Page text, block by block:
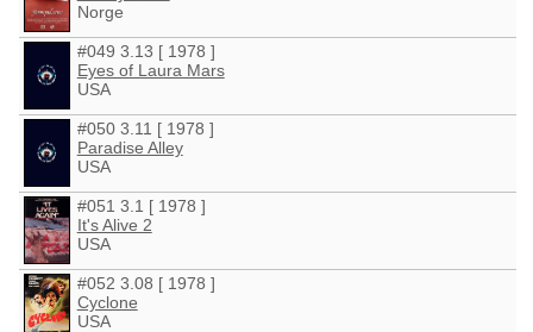
Norge
#049 3.13 [ 1978 ]
Eyes of Laura Mars
USA
#050 3.11 [ 1978 ]
Paradise Alley
USA
#051 3.1 [ 1978 ]
It's Alive 2
USA
#052 3.08 [ 1978 ]
Cyclone
USA